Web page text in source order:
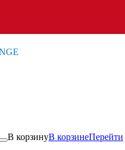
В корзинуВ корзинеПерейти